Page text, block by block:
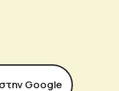
Google